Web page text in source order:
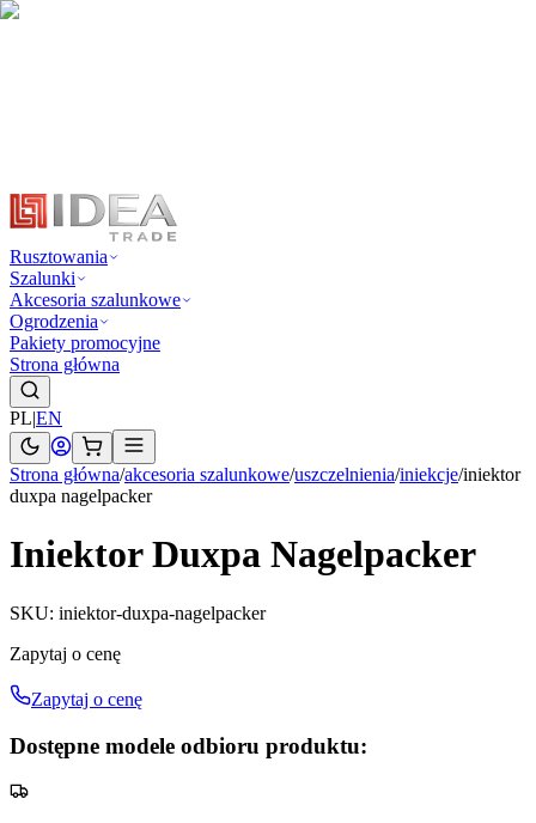
Rusztowania
Szalunki
Akcesoria szalunkowe
Ogrodzenia
Pakiety promocyjne
Strona główna
PL|EN
Strona główna/akcesoria szalunkowe/uszczelnienia/iniekcje/iniektor
duxpa nagelpacker
Iniektor Duxpa Nagelpacker
SKU: iniektor-duxpa-nagelpacker
Zapytaj o cenę
Zapytaj o cenę
Dostępne modele odbioru produktu: